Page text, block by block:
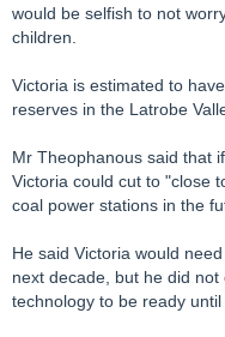
would be selfish to not
children.
Victoria is estimated to
reserves in the Latrobe
Mr Theophanous said that
Victoria could cut to "close
coal power stations in the
He said Victoria would
next decade, but he did
technology to be ready